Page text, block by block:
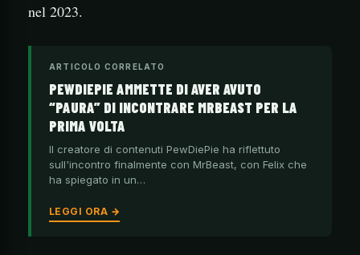
nel 2023.
ARTICOLO CORRELATO
PEWDIEPIE AMMETTE DI AVER AVUTO
“PAURA” DI INCONTRARE MRBEAST PER LA
PRIMA VOLTA
Il creatore di contenuti PewDiePie ha riflettuto
sull'incontro finalmente con MrBeast, con Felix che
ha spiegato in un…
LEGGI ORA →